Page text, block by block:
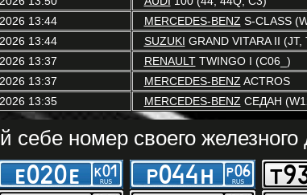
13:44 MERCEDES-BENZS-CLASS
13:44 SUZUKI GRAND VITARA II (JT,
13:37 RENAULTTWINGO I (C06_)
13:37 MERCEDES-BENZACTROS
13:35 MERCEDES-BENZСЕДАН
себе номер своего железного